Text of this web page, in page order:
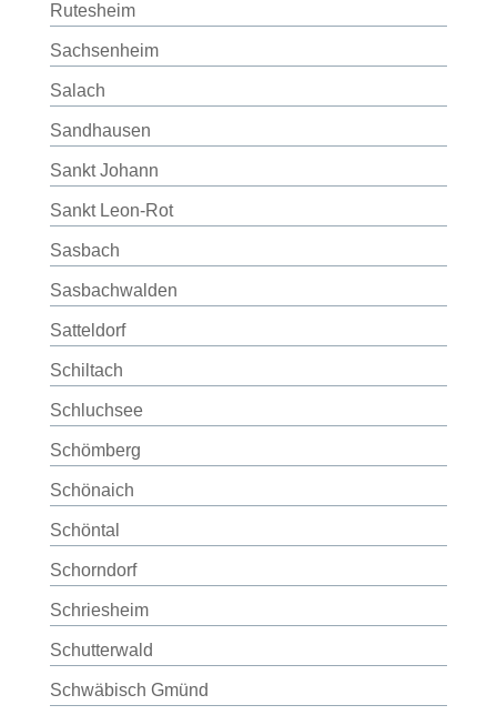
Rutesheim
Sachsenheim
Salach
Sandhausen
Sankt Johann
Sankt Leon-Rot
Sasbach
Sasbachwalden
Satteldorf
Schiltach
Schluchsee
Schömberg
Schönaich
Schöntal
Schorndorf
Schriesheim
Schutterwald
Schwäbisch Gmünd